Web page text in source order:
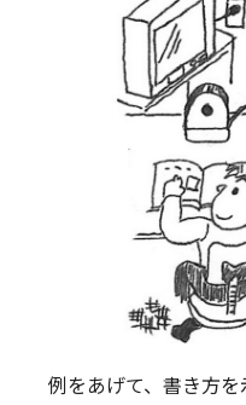
例をあげて、書き方を